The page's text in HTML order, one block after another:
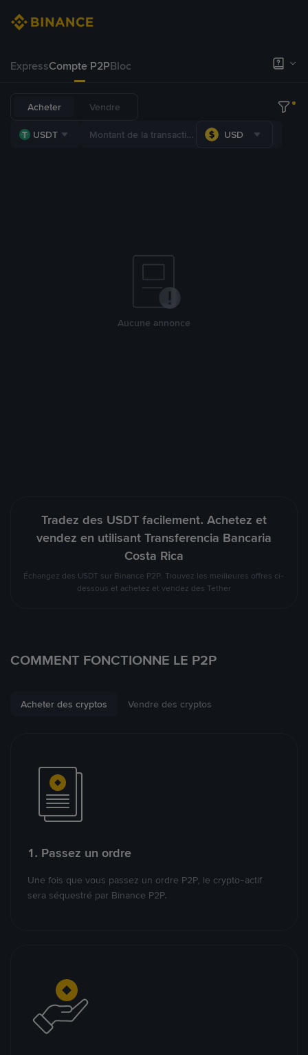
ExpressCompte P2PBloc
Acheter Vendre
USDT USD
Aucune annonce
Tradez des USDT facilement. Achetez et
vendez en utilisant Transferencia Bancaria
Costa Rica
Échangez des USDT sur Binance P2P. Trouvez les meilleures offres ci-
dessous et achetez et vendez des Tether
COMMENT FONCTIONNE LE P2P
Acheter des cryptos Vendre des cryptos
1. Passez un ordre
Une fois que vous passez un ordre P2P, le crypto-actif
sera séquestré par Binance P2P.